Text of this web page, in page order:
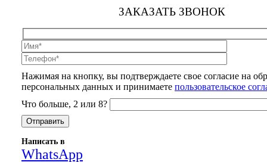
ЗАКАЗАТЬ ЗВОНОК
Нажимая на кнопку, вы подтверждаете свое согласие на
персональных данных и принимаете пользовательское
Что больше, 2 или 8?
Написать в
WhatsApp